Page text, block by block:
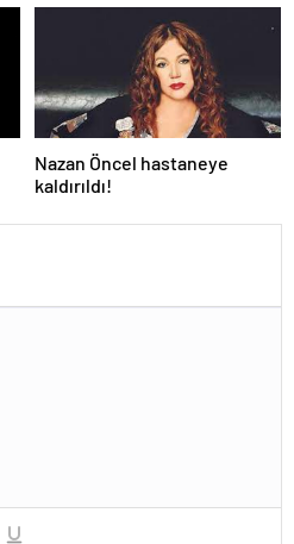
Nazan Öncel hastaneye
kaldırıldı!